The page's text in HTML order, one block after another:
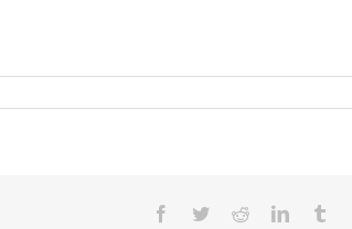
Facebook
TwitterRedditLinkedIn